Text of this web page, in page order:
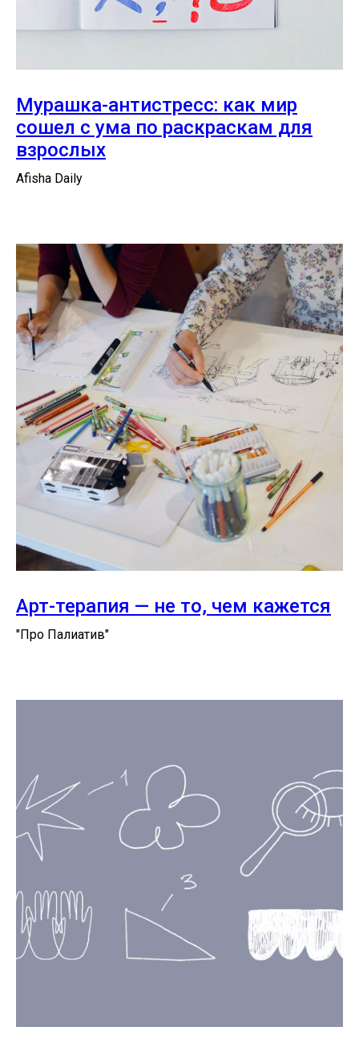
Мурашка-антистресс: как мир
сошел с ума по раскраскам для
взрослых
Afisha Daily
Арт-терапия — не то, чем кажется
"Про Палиатив"